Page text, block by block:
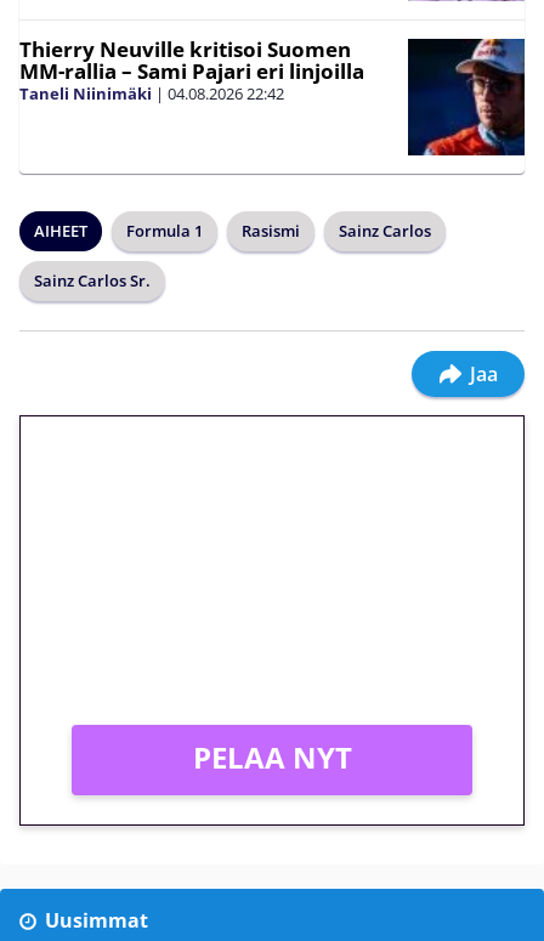
Thierry Neuville kritisoi Suomen
MM-rallia – Sami Pajari eri linjoilla
Taneli Niinimäki | 04.08.202622:42
AIHEET Formula 1 Rasismi Sainz Carlos
Sainz Carlos Sr.
Jaa
PELAA NYT
Uusimmat